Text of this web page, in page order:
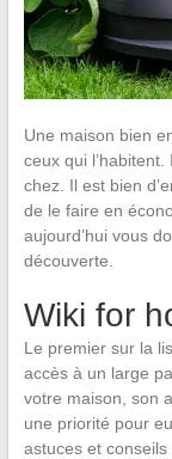
Une maison bien
ceux qui
chez. Il est bien
de le faire en
aujourd’hui vous
découverte.
Wiki for
Le premier sur la
accès à un large
votre maison, son
une priorité pour
astuces et